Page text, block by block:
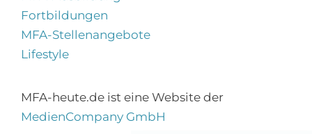
Fortbildungen
MFA-Stellenangebote
Lifestyle
MFA-heute.de ist eine Website der
MedienCompany GmbH